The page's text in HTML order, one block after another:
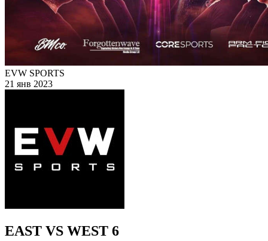
EVW SPORTS
21 янв 2023
EAST VS WEST 6